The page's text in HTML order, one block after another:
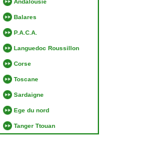
Andalousie
Balares
P.A.C.A.
Languedoc Roussillon
Corse
Toscane
Sardaigne
Ege du nord
Tanger Ttouan